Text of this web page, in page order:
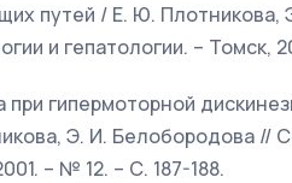
путей / Е. Ю. Плотникова,
и гепатологии. – Томск,
гипермоторной
Э. И. Белобородова //
– № 12. – С. 187-188.